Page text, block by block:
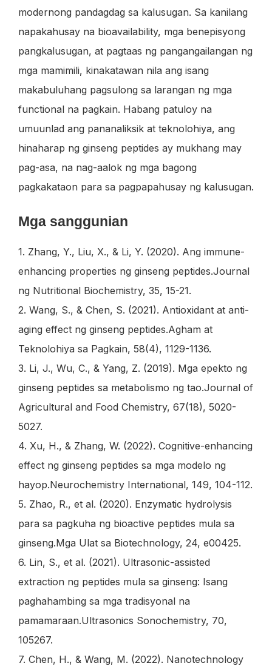
modernong pandagdag sa kalusugan. Sa kanilang
napakahusay na bioavailability, mga benepisyong
pangkalusugan, at pagtaas ng pangangailangan ng
mga mamimili, kinakatawan nila ang isang
makabuluhang pagsulong sa larangan ng mga
functional na pagkain. Habang patuloy na
umuunlad ang pananaliksik at teknolohiya, ang
hinaharap ng ginseng peptides ay mukhang may
pag-asa, na nag-aalok ng mga bagong
pagkakataon para sa pagpapahusay ng kalusugan.
Mga sanggunian
1. Zhang, Y., Liu, X., & Li, Y. (2020). Ang immune-
enhancing properties ng ginseng peptides.Journal
ng Nutritional Biochemistry, 35, 15-21.
2. Wang, S., & Chen, S. (2021). Antioxidant at anti-
aging effect ng ginseng peptides.Agham at
Teknolohiya sa Pagkain, 58(4), 1129-1136.
3. Li, J., Wu, C., & Yang, Z. (2019). Mga epekto ng
ginseng peptides sa metabolismo ng tao.Journal of
Agricultural and Food Chemistry, 67(18), 5020-
5027.
4. Xu, H., & Zhang, W. (2022). Cognitive-enhancing
effect ng ginseng peptides sa mga modelo ng
hayop.Neurochemistry International, 149, 104-112.
5. Zhao, R., et al. (2020). Enzymatic hydrolysis
para sa pagkuha ng bioactive peptides mula sa
ginseng.Mga Ulat sa Biotechnology, 24, e00425.
6. Lin, S., et al. (2021). Ultrasonic-assisted
extraction ng peptides mula sa ginseng: Isang
paghahambing sa mga tradisyonal na
pamamaraan.Ultrasonics Sonochemistry, 70,
105267.
7. Chen, H., & Wang, M. (2022). Nanotechnology